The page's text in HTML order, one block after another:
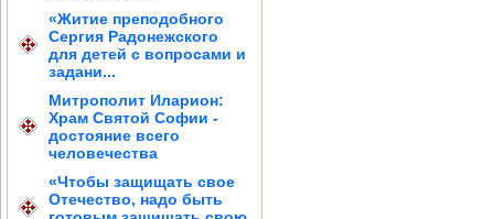
«Житие преподобного
Сергия Радонежского
для детей с вопросами и
задани...
Митрополит Иларион:
Храм Святой Софии -
достояние всего
человечества
«Чтобы защищать свое
Отечество, надо быть